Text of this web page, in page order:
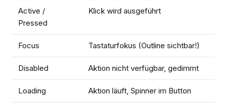
Active /
Pressed
Klick wird ausgeführt
Focus Tastaturfokus (Outline sichtbar!)
Disabled Aktion nicht verfügbar, gedimmt
Loading Aktion läuft, Spinner im Button